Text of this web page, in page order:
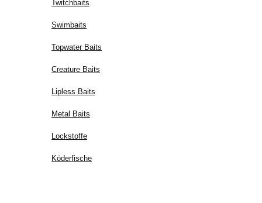
Twitchbaits
Swimbaits
Topwater Baits
Creature Baits
Lipless Baits
Metal Baits
Lockstoffe
Köderfische